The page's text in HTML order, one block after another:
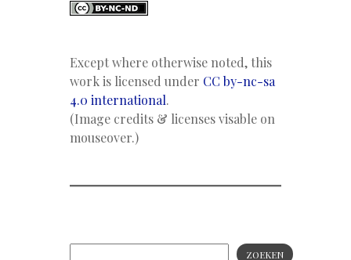
Except where otherwise noted, this
work is licensed under CC by-nc-sa
4.0 international.
(Image credits & licenses visable on
mouseover.)
ZOEKEN